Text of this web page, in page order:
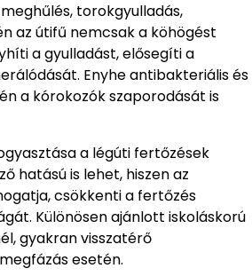
torokgyulladás,
az útifű nemcsak a köhögést
a gyulladást, elősegíti a
Enyhe antibakteriális és
a kórokozók szaporodását is
a légúti fertőzések
hatású is lehet, hiszen az
csökkenti a fertőzés
Különösen ajánlott iskoláskorú
gyakran visszatérő
esetén.